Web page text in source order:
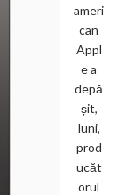
ameri
can
Appl
e a
depă
șit,
luni,
prod
ucăt
orul